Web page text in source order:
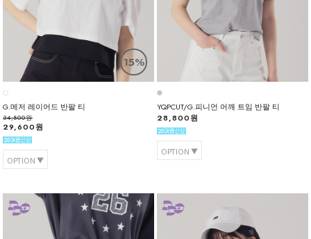
15%
G.메저 레이어드 반팔 티
34,800원
29,600원
OPTION
YQPCUT/G.피니언 어깨 트임 반팔 티
28,800원
OPTION